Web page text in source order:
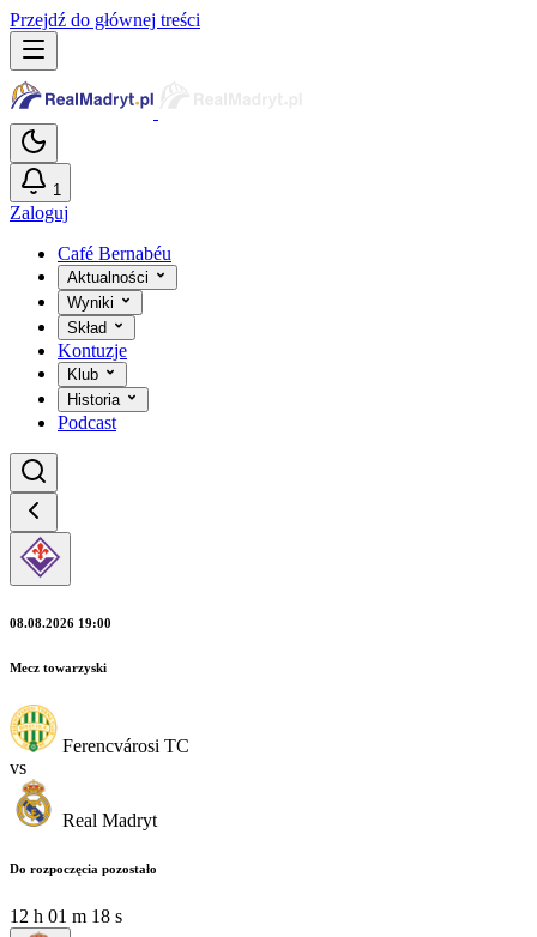
Przejdź do głównej treści
1
Zaloguj
Café Bernabéu
Aktualności
Wyniki
Skład
Kontuzje
Klub
Historia
Podcast
08.08.2026 19:00
Mecz towarzyski
Ferencvárosi TC
vs
Real Madryt
Do rozpoczęcia pozostało
12 h 01 m 16 s